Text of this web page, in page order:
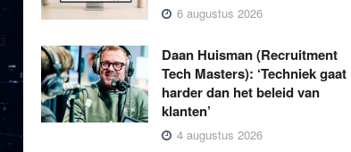
6 augustus 2026
Daan Huisman (Recruitment
Tech Masters): ‘Techniek gaat
harder dan het beleid van
klanten’
4 augustus 2026